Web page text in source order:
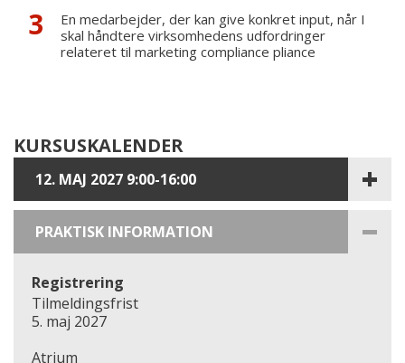
En medarbejder, der kan give konkret input, når I
skal håndtere virksomhedens udfordringer
relateret til marketing compliance pliance
KURSUSKALENDER
12. MAJ 2027 9:00-16:00
PRAKTISK INFORMATION
Registrering
Tilmeldingsfrist
5. maj 2027
Atrium